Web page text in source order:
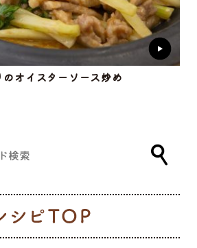
オイスターソース炒め